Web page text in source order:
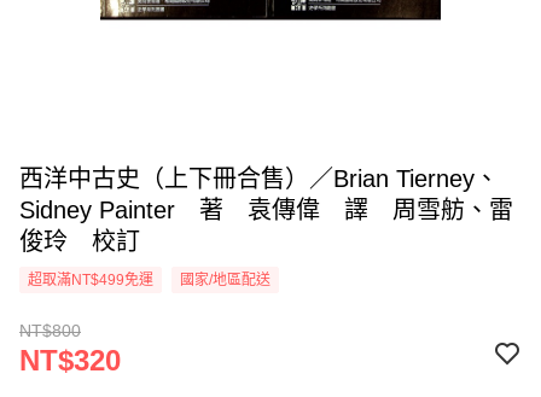
西洋中古史（上下冊合售）／Brian Tierney、
Sidney Painter 著 袁傳偉 譯 周雪舫、雷
俊玲 校訂
超取滿NT$499免運 國家/地區配送
NT$800
NT$320